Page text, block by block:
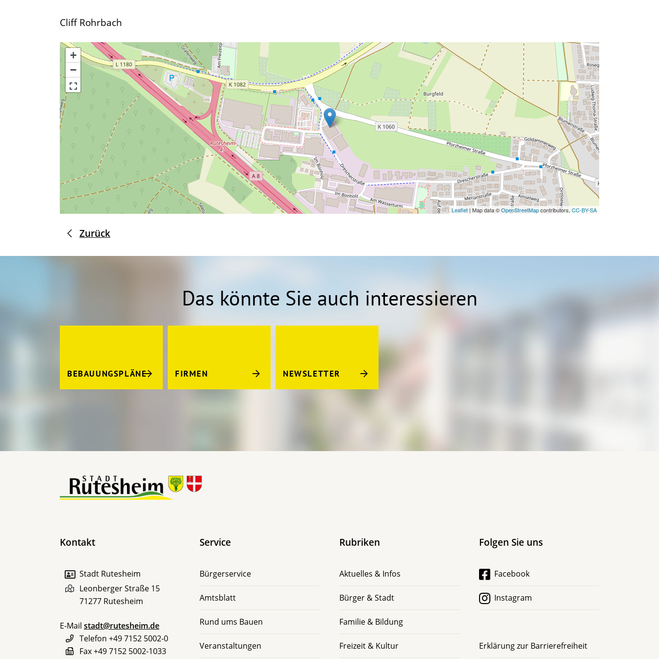
Cliff Rohrbach
+
−
Leaflet | Map data ©OpenStreetMapcontributors,CC-BY-SA
Zurück
Das könnte Sie auch interessieren
BEBAUUNGSPLÄNE FIRMEN NEWSLETTER
Kontakt
Stadt Rutesheim
Leonberger Straße 15
71277 Rutesheim
E-Mail stadt@rutesheim.de
Telefon +49 7152 5002-0
Fax+49 7152 5002-1033
Service
Bürgerservice
Amtsblatt
Rund ums Bauen
Veranstaltungen
Rubriken
Aktuelles & Infos
Bürger & Stadt
Familie & Bildung
Freizeit & Kultur
Folgen Sie uns
Facebook
Instagram
Erklärung zur Barrierefreiheit